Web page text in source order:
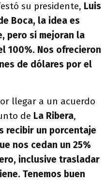
su presidente, Luis
Boca, la idea es
pero si mejoran la
100%. Nos ofrecieron
de dólares por el
llegar a un acuerdo
de La Ribera,
recibir un porcentaje
nos cedan un 25%
inclusive trasladar
Tenemos buen